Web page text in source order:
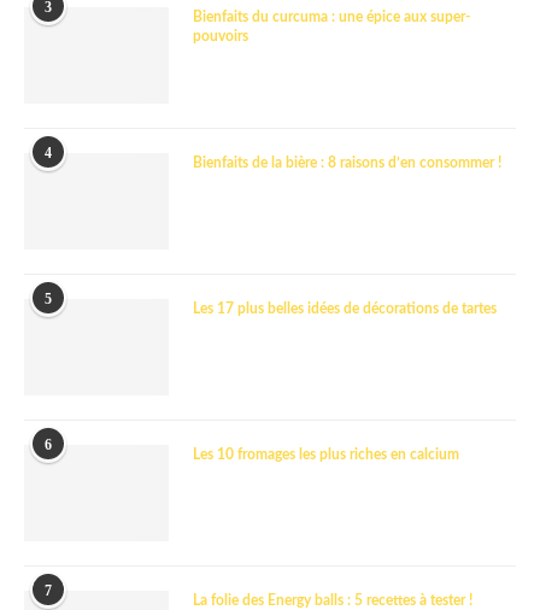
3
Bienfaits du curcuma : une épice aux super-
pouvoirs
4
Bienfaits de la bière : 8 raisons d’en consommer !
5
Les 17 plus belles idées de décorations de tartes
6
Les 10 fromages les plus riches en calcium
7
La folie des Energy balls : 5 recettes à tester !